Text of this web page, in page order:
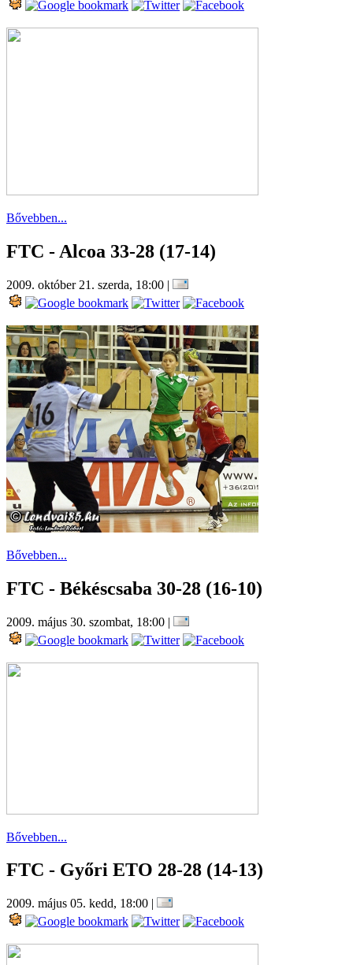
Bővebben...
FTC - Alcoa 33-28 (17-14)
2009. október 21. szerda, 18:00 |
Bővebben...
FTC - Békéscsaba 30-28 (16-10)
2009. május 30. szombat, 18:00 |
Bővebben...
FTC - Győri ETO 28-28 (14-13)
2009. május 05. kedd, 18:00 |